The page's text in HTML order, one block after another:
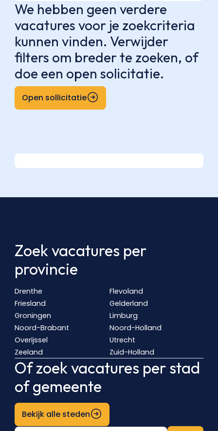
We hebben geen verdere
vacatures voor je zoekcriteria
kunnen vinden. Verwijder
filters om breder te zoeken, of
doe een open solicitatie.
Open sollicitatie
Zoek vacatures per
provincie
Drenthe
Flevoland
Friesland
Gelderland
Groningen
Limburg
Noord-Brabant
Noord-Holland
Overijssel
Utrecht
Zeeland
Zuid-Holland
Of zoek vacatures per stad
of gemeente
Bekijk alle steden